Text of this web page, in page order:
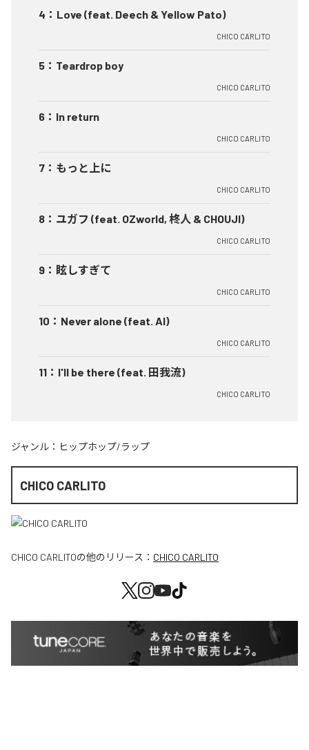
4 ： Love (feat. Deech & Yellow Pato)
CHICO CARLITO
5 ： Teardrop boy
CHICO CARLITO
6 ： In return
CHICO CARLITO
7 ： もっと上に
CHICO CARLITO
8 ： ユガフ (feat. OZworld, 柊人 & CHOUJI)
CHICO CARLITO
9 ： 眩しすぎて
CHICO CARLITO
10 ： Never alone (feat. AI)
CHICO CARLITO
11 ： I'll be there (feat. 田我流)
CHICO CARLITO
ジャンル： ヒップホップ/ラップ
CHICO CARLITO
CHICO CARLITOの他のリリース： CHICO CARLITO